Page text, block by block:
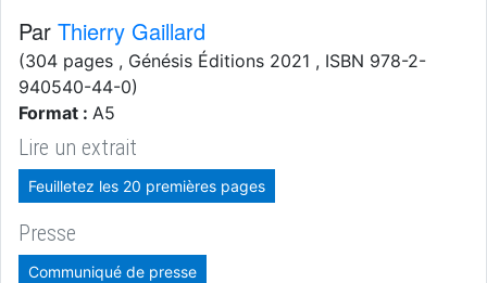
Par Thierry Gaillard
(304 pages , Génésis Éditions 2021 , ISBN 978-2-
940540-44-0)
Format : A5
Lire un extrait
Feuilletez les 20 premières pages
Presse
Communiqué de presse